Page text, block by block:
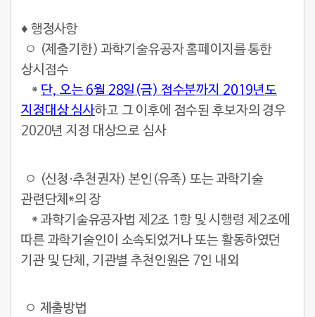
♦ 행정사항
ㅇ (제출기한) 과학기술유공자 홈페이지를 통한
상시접수
* 단, 오는 6월 28일(금) 접수분까지 2019년도
지정대상 심사하고 그 이후에 접수된 후보자의 경우
2020년 지정 대상으로 심사
ㅇ (신청·추천권자) 본인(유족) 또는 과학기술
관련단체*의 장
* 과학기술유공자법 제2조 1항 및 시행령 제2조에
따른 과학기술인이 소속되었거나 또는 활동하였던
기관 및 단체, 기관별 추천인원은 7인 내외
ㅇ 제출방법